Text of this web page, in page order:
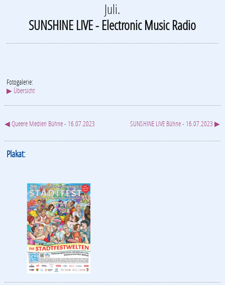
Juli.
SUNSHINE LIVE - Electronic Music Radio
Fotogalerie:
▶ Übersicht
◀ Queere Medien Bühne - 16.07.2023 SUNSHINE LIVE Bühne - 16.07.2023 ▶
Plakat: